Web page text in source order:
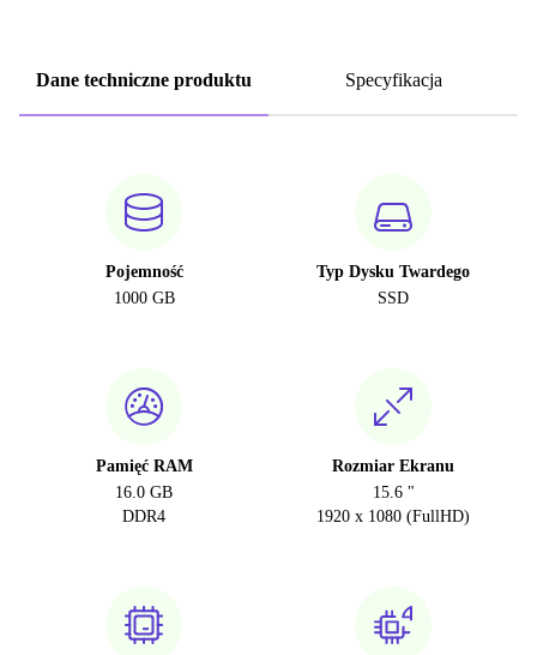
Dane techniczne produktu Specyfikacja
Pojemność
1000 GB
Typ Dysku Twardego
SSD
Pamięć RAM
16.0 GB
DDR4
Rozmiar Ekranu
15.6 "
1920 x 1080 (FullHD)